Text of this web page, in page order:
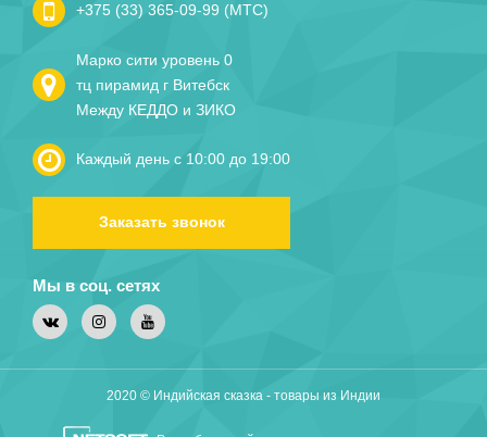
+375 (33) 365-09-99 (МТС)
Марко сити уровень 0
тц пирамид г Витебск
Между КЕДДО и ЗИКО
Каждый день с 10:00 до 19:00
Заказать звонок
Мы в соц. сетях
2020 © Индийская сказка - товары из Индии